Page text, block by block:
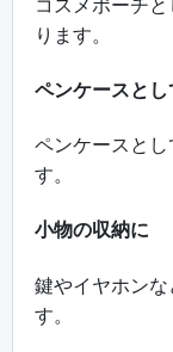
ります。
ペンケースとし
ペンケースと
す。
小物の収納に
鍵やイヤホン
す。